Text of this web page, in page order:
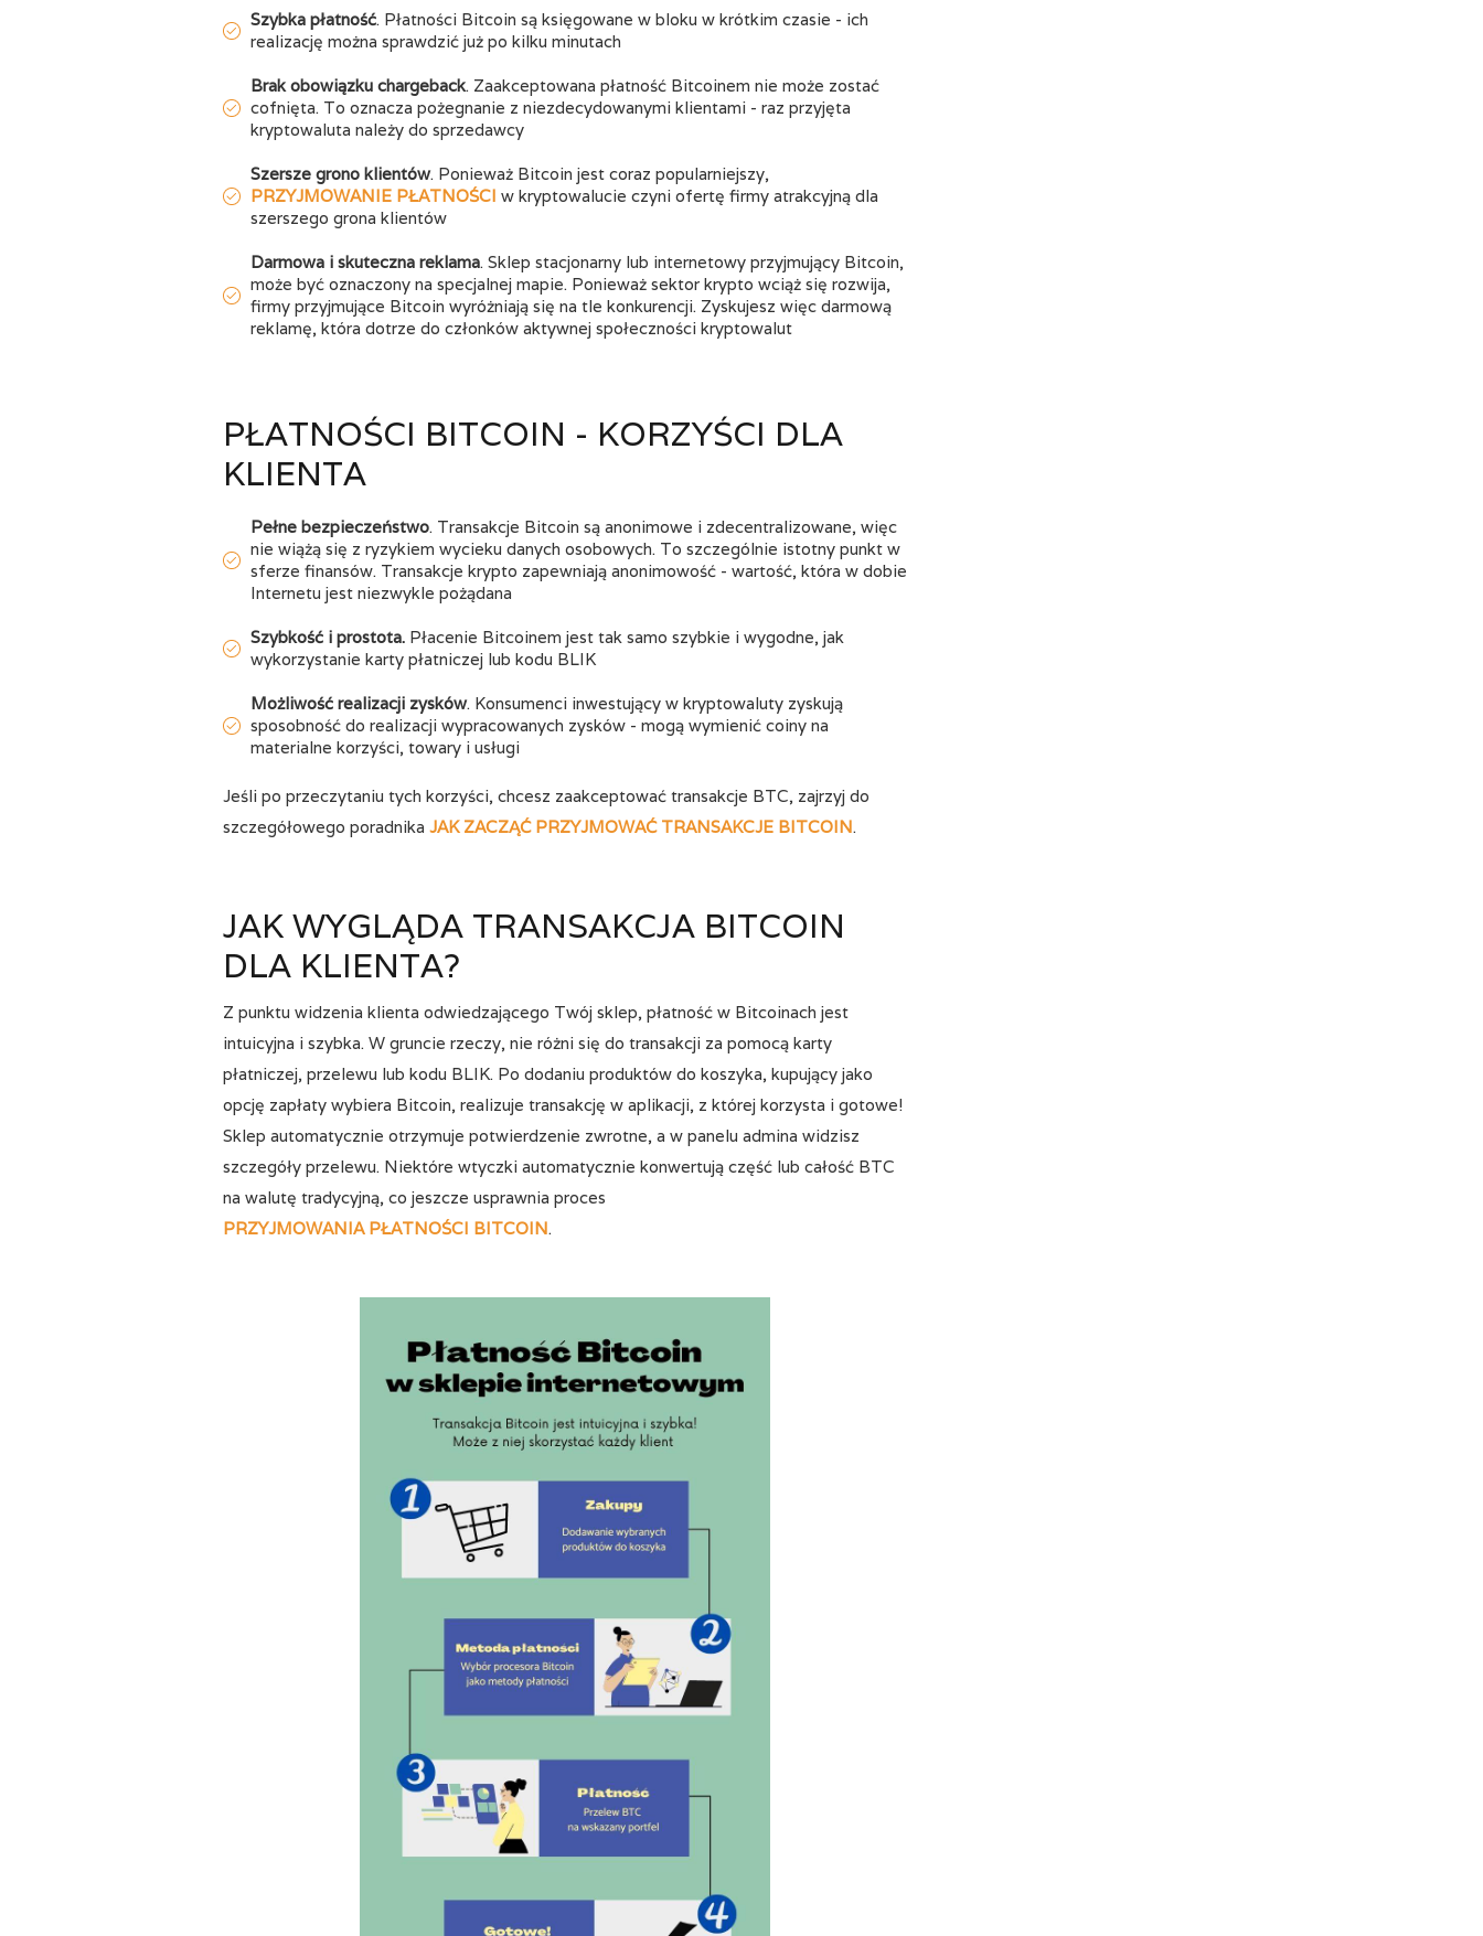
Szybka płatność. Płatności Bitcoin są księgowane w bloku w krótkim czasie - ich
realizację można sprawdzić już po kilku minutach
Brak obowiązku chargeback. Zaakceptowana płatność Bitcoinem nie może zostać
cofnięta. To oznacza pożegnanie z niezdecydowanymi klientami - raz przyjęta
kryptowaluta należy do sprzedawcy
Szersze grono klientów. Ponieważ Bitcoin jest coraz popularniejszy,
PRZYJMOWANIE PŁATNOŚCI w kryptowalucie czyni ofertę firmy atrakcyjną dla
szerszego grona klientów
Darmowa i skuteczna reklama. Sklep stacjonarny lub internetowy przyjmujący Bitcoin,
może być oznaczony na specjalnej mapie. Ponieważ sektor krypto wciąż się rozwija,
firmy przyjmujące Bitcoin wyróżniają się na tle konkurencji. Zyskujesz więc darmową
reklamę, która dotrze do członków aktywnej społeczności kryptowalut
PŁATNOŚCI BITCOIN - KORZYŚCI DLA
KLIENTA
Pełne bezpieczeństwo. Transakcje Bitcoin są anonimowe i zdecentralizowane, więc
nie wiążą się z ryzykiem wycieku danych osobowych. To szczególnie istotny punkt w
sferze finansów. Transakcje krypto zapewniają anonimowość - wartość, która w dobie
Internetu jest niezwykle pożądana
Szybkość i prostota. Płacenie Bitcoinem jest tak samo szybkie i wygodne, jak
wykorzystanie karty płatniczej lub kodu BLIK
Możliwość realizacji zysków. Konsumenci inwestujący w kryptowaluty zyskują
sposobność do realizacji wypracowanych zysków - mogą wymienić coiny na
materialne korzyści, towary i usługi
Jeśli po przeczytaniu tych korzyści, chcesz zaakceptować transakcje BTC, zajrzyj do
szczegółowego poradnika JAK ZACZĄĆ PRZYJMOWAĆ TRANSAKCJE BITCOIN.
JAK WYGLĄDA TRANSAKCJA BITCOIN
DLA KLIENTA?
Z punktu widzenia klienta odwiedzającego Twój sklep, płatność w Bitcoinach jest
intuicyjna i szybka. W gruncie rzeczy, nie różni się do transakcji za pomocą karty
płatniczej, przelewu lub kodu BLIK. Po dodaniu produktów do koszyka, kupujący jako
opcję zapłaty wybiera Bitcoin, realizuje transakcję w aplikacji, z której korzysta i gotowe!
Sklep automatycznie otrzymuje potwierdzenie zwrotne, a w panelu admina widzisz
szczegóły przelewu. Niektóre wtyczki automatycznie konwertują część lub całość BTC
na walutę tradycyjną, co jeszcze usprawnia proces
PRZYJMOWANIA PŁATNOŚCI BITCOIN.